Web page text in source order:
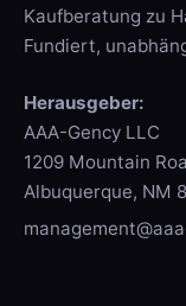
Kaufberatung zu
Fundiert,
Herausgeber:
AAA-Gency LLC
1209 Mountain
Albuquerque, NM